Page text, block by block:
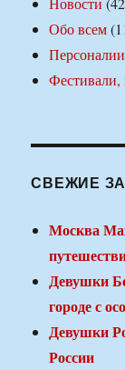
Обо всем
Персоналии
Фестивали,
СВЕЖИЕ
Москва
Девушки
городе с
Девушки
России